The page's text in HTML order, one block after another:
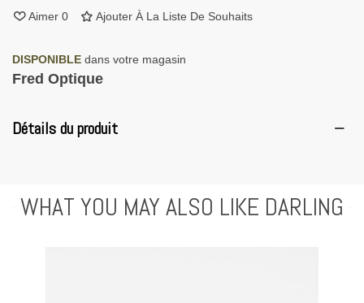
Aimer 0 Ajouter À La Liste De Souhaits
DISPONIBLE dans votre magasin
Fred Optique
Détails du produit
WHAT YOU MAY ALSO LIKE DARLING